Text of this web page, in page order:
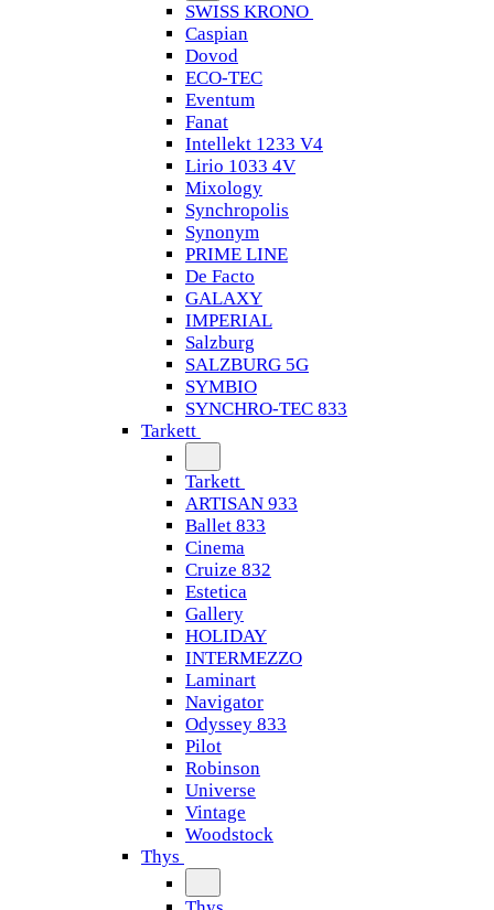
SWISS KRONO
Caspian
Dovod
ECO-TEC
Eventum
Fanat
Intellekt 1233 V4
Lirio 1033 4V
Mixology
Synchropolis
Synonym
PRIME LINE
De Facto
GALAXY
IMPERIAL
Salzburg
SALZBURG 5G
SYMBIO
SYNCHRO-TEC 833
Tarkett
Tarkett
ARTISAN 933
Ballet 833
Cinema
Cruize 832
Estetica
Gallery
HOLIDAY
INTERMEZZO
Laminart
Navigator
Odyssey 833
Pilot
Robinson
Universe
Vintage
Woodstock
Thys